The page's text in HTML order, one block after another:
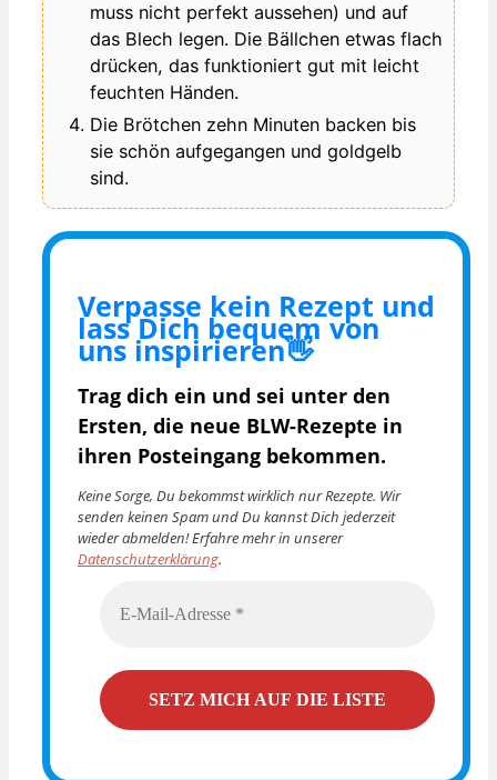
muss nicht perfekt aussehen) und auf
das Blech legen. Die Bällchen etwas flach
drücken, das funktioniert gut mit leicht
feuchten Händen.
Die Brötchen zehn Minuten backen bis
sie schön aufgegangen und goldgelb
sind.
Verpasse kein Rezept und
lass Dich bequem von
uns inspirieren👋
Trag dich ein und sei unter den
Ersten, die neue BLW-Rezepte in
ihren Posteingang bekommen.
Keine Sorge, Du bekommst wirklich nur Rezepte. Wir
senden keinen Spam und Du kannst Dich jederzeit
wieder abmelden! Erfahre mehr in unserer
Datenschutzerklärung.